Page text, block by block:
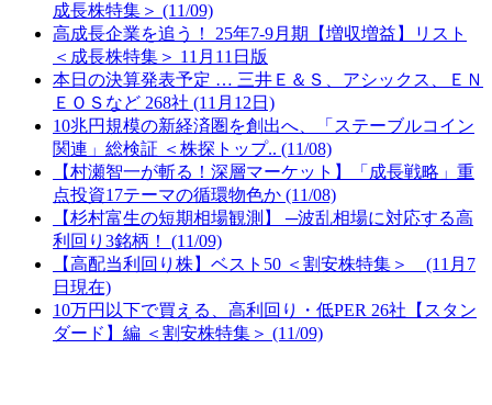
成長株特集＞ (11/09)
高成長企業を追う！ 25年7-9月期【増収増益】リスト
＜成長株特集＞ 11月11日版
本日の決算発表予定 … 三井Ｅ＆Ｓ、アシックス、ＥＮ
ＥＯＳなど 268社 (11月12日)
10兆円規模の新経済圏を創出へ、「ステーブルコイン
関連」総検証 ＜株探トップ.. (11/08)
【村瀬智一が斬る！深層マーケット】「成長戦略」重
点投資17テーマの循環物色か (11/08)
【杉村富生の短期相場観測】 ─波乱相場に対応する高
利回り3銘柄！ (11/09)
【高配当利回り株】ベスト50 ＜割安株特集＞ (11月7
日現在)
10万円以下で買える、高利回り・低PER 26社【スタン
ダード】編 ＜割安株特集＞ (11/09)